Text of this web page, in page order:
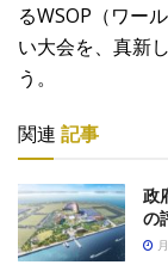
るWSOP（ワー
い大会を、真新
う。
関連 記事
政
の